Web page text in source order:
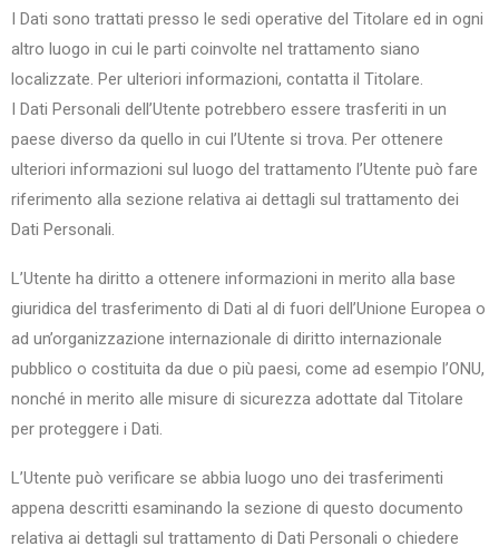
I Dati sono trattati presso le sedi operative del Titolare ed in ogni
altro luogo in cui le parti coinvolte nel trattamento siano
localizzate. Per ulteriori informazioni, contatta il Titolare.
I Dati Personali dell’Utente potrebbero essere trasferiti in un
paese diverso da quello in cui l’Utente si trova. Per ottenere
ulteriori informazioni sul luogo del trattamento l’Utente può fare
riferimento alla sezione relativa ai dettagli sul trattamento dei
Dati Personali.
L’Utente ha diritto a ottenere informazioni in merito alla base
giuridica del trasferimento di Dati al di fuori dell’Unione Europea o
ad un’organizzazione internazionale di diritto internazionale
pubblico o costituita da due o più paesi, come ad esempio l’ONU,
nonché in merito alle misure di sicurezza adottate dal Titolare
per proteggere i Dati.
L’Utente può verificare se abbia luogo uno dei trasferimenti
appena descritti esaminando la sezione di questo documento
relativa ai dettagli sul trattamento di Dati Personali o chiedere